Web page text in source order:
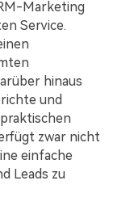
Marketing
Service.
hinaus
und
zwar nicht
einfache
Leads zu